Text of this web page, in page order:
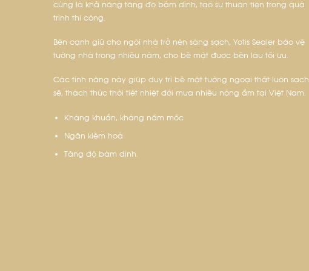
cùng là khả năng tăng độ bám dính, tạo sự thuận tiện trong quá
trình thi công.
Bên cạnh giữ cho ngôi nhà trở nên sáng sạch, Yotis Sealer bảo vệ
tường nhà trong nhiều năm, cho bề mặt được bền lâu tối ưu.
Các tính năng này giúp duy trì bề mặt tường ngoại thất luôn sạch
sẽ, thách thức thời tiết nhiệt đới mưa nhiều nóng ẩm tại Việt Nam.
Kháng khuẩn, kháng nấm mốc
Ngăn kiềm hoá
Tăng độ bám dính.